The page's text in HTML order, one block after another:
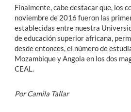
Finalmente, cabe destacar que, los
noviembre de 2016 fueron las
establecidas entre nuestra
de educación superior africana,
desde entonces, el número de
Mozambique y Angola en los dos
CEAL.
Por Camila Tallar